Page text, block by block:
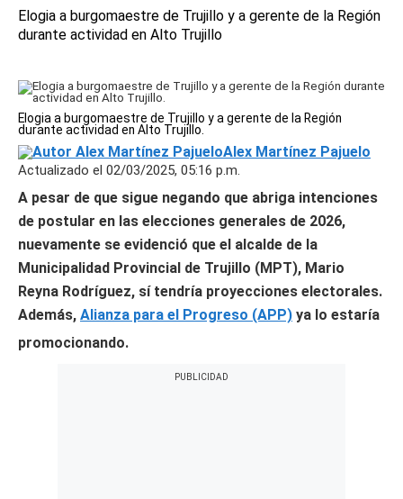
Elogia a burgomaestre de Trujillo y a gerente de la Región
durante actividad en Alto Trujillo
Elogia a burgomaestre de Trujillo y a gerente de la Región
durante actividad en Alto Trujillo.
Alex Martínez Pajuelo
Actualizado el 02/03/2025, 05:16 p.m.
A pesar de que sigue negando que abriga intenciones
de postular en las elecciones generales de 2026,
nuevamente se evidenció que el alcalde de la
Municipalidad Provincial de Trujillo (MPT), Mario
Reyna Rodríguez, sí tendría proyecciones electorales.
Además, Alianza para el Progreso (APP) ya lo estaría
promocionando.